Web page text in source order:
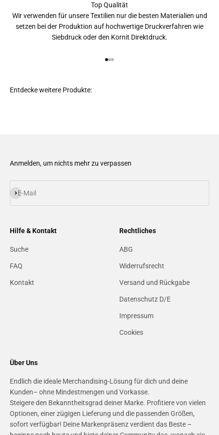
Top Qualität
Wir verwenden für unsere Textilien nur die besten Materialien und
setzen bei der Produktion auf hochwertige Druckverfahren wie
Siebdruck oder den Kornit Direktdruck.
Anmelden, um nichts mehr zu verpassen
E-Mail
Abonnieren
Hilfe & Kontakt
Suche
FAQ
Kontakt
Rechtliches
ABG
Widerrufsrecht
Versand und Rückgabe
Datenschutz D/E
Impressum
Cookies
Über Uns
Endlich die ideale Merchandising-Lösung für dich und deine
Kunden– ohne Mindestmengen und Vorkasse.
Steigere den Bekanntheitsgrad deiner Marke. Profitiere von vielen
Optionen, einer zügigen Lieferung und die passenden Größen,
sofort verfügbar! Deine Markenpräsenz verdient das Beste –